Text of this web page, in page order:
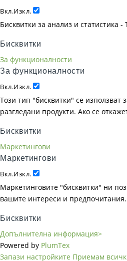
Вкл.Изкл.
Бисквитки за анализ и статистика
Бисквитки
За функционалности
За функционалности
Вкл.Изкл.
Този тип "бисквитки" се използват
разгледани продукти. Ако се
Бисквитки
Маркетингови
Маркетингови
Вкл.Изкл.
Маркетинговите "бисквитки" ни
вашите интереси и предпочитания.
Бисквитки
Допълнителна информация>
Powered by PlumTex
Запази настройките Приемам